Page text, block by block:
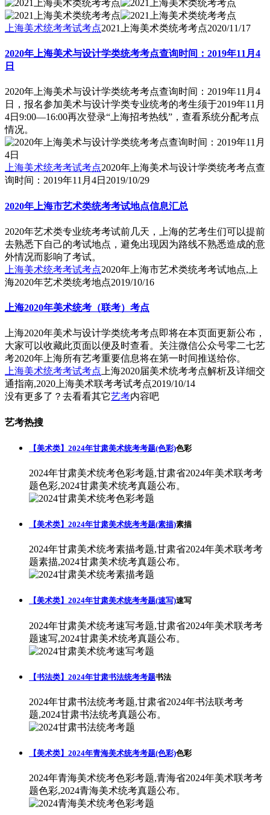
上海美术统考考试考点2021上海美术类统考考点2020/11/17
2020年上海美术与设计学类统考考点查询时间：2019年11月4
日
2020年上海美术与设计学类统考考点查询时间：2019年11月4
日，报名参加美术与设计学类专业统考的考生须于2019年11月
4日9:00—16:00再次登录“上海招考热线”，查看系统分配考点
情况。
上海美术统考考试考点2020年上海美术与设计学类统考考点查
询时间：2019年11月4日 2019/10/29
2020年上海市艺术类统考考试地点信息汇总
2020年艺术类专业统考考试前几天，上海的艺考生们可以提前
去熟悉下自己的考试地点，避免出现因为路线不熟悉造成的意
外情况而影响了考试。
上海美术统考考试考点2020年上海市艺术类统考考试地点,上
海2020年艺术类统考地点2019/10/16
上海2020年美术统考（联考）考点
上海2020年美术与设计学类统考考点即将在本页面更新公布，
大家可以收藏此页面以便及时查看。关注微信公众号零二七艺
考2020年上海所有艺考重要信息将在第一时间推送给你。
上海美术统考考试考点 上海2020届美术统考考点解析及详细交
通指南,2020上海美术联考考试考点2019/10/14
没有更多了？去看看其它艺考内容吧
艺考热搜
【美术类】2024年甘肃美术统考考题(色彩)色彩
2024年甘肃美术统考色彩考题,甘肃省2024年美术联考考
题色彩,2024甘肃美术统考真题公布。
【美术类】2024年甘肃美术统考考题(素描)素描
2024年甘肃美术统考素描考题,甘肃省2024年美术联考考
题素描,2024甘肃美术统考真题公布。
【美术类】2024年甘肃美术统考考题(速写)速写
2024年甘肃美术统考速写考题,甘肃省2024年美术联考考
题速写,2024甘肃美术统考真题公布。
【书法类】2024年甘肃书法统考考题书法
2024年甘肃书法统考考题,甘肃省2024年书法联考考
题,2024甘肃书法统考真题公布。
【美术类】2024年青海美术统考考题(色彩)色彩
2024年青海美术统考色彩考题,青海省2024年美术联考考
题色彩,2024青海美术统考真题公布。